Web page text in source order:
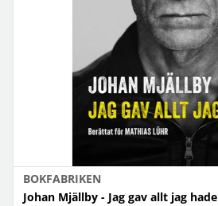
BOKFABRIKEN
Johan Mjällby - Jag gav allt jag hade